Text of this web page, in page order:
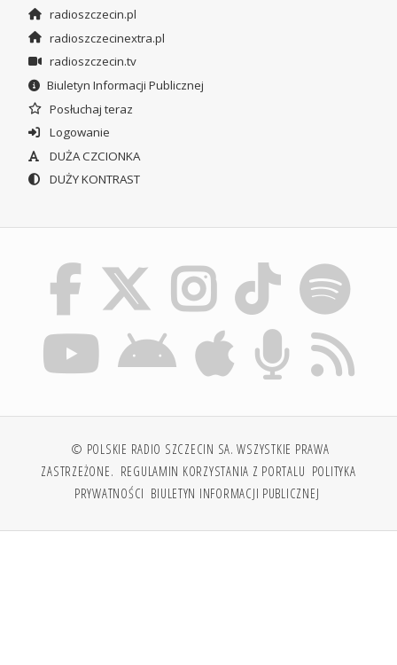
radioszczecin.pl
radioszczecinextra.pl
radioszczecin.tv
Biuletyn Informacji Publicznej
Posłuchaj teraz
Logowanie
DUŻA CZCIONKA
DUŻY KONTRAST
© POLSKIE RADIO SZCZECIN SA. WSZYSTKIE PRAWA
ZASTRZEŻONE. REGULAMIN KORZYSTANIA Z PORTALU POLITYKA
PRYWATNOŚCI BIULETYN INFORMACJI PUBLICZNEJ